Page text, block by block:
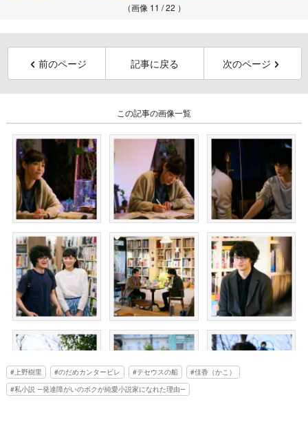
（画像 11 / 22 ）
前のページ 記事に戻る 次のページ
この記事の画像一覧
上野樹里 のだめカンタービレ テセウスの船
佳香（かこ）
私小説 ―発達障がいのボクが純愛小説家になれた理由―